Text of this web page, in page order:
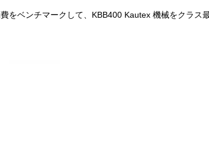
をベンチマークして、KBB400 Kautex 機械をクラス